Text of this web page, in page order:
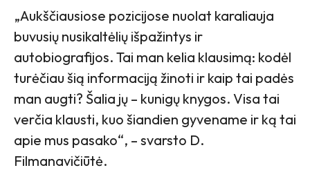
„Aukščiausiose pozicijose nuolat karaliauja
buvusių nusikaltėlių išpažintys ir
autobiografijos. Tai man kelia klausimą: kodėl
turėčiau šią informaciją žinoti ir kaip tai padės
man augti? Šalia jų – kunigų knygos. Visa tai
verčia klausti, kuo šiandien gyvename ir ką tai
apie mus pasako“, – svarsto D.
Filmanavičiūtė.